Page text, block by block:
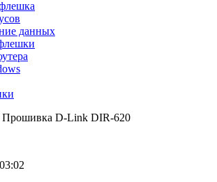
данных
Прошивка D-Link DIR-620